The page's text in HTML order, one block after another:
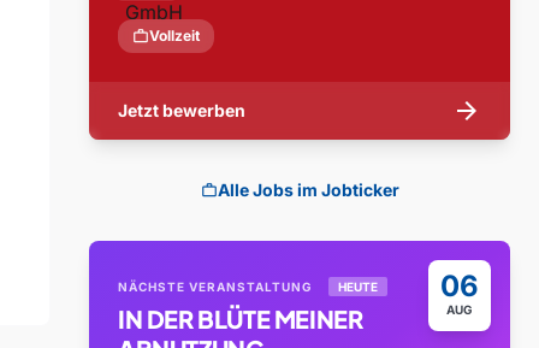
workVollzeit
Jetzt bewerben arrow_forward
workAlle Jobs im Jobticker
06
AUG
NÄCHSTE VERANSTALTUNG HEUTE
IN DER BLÜTE MEINER